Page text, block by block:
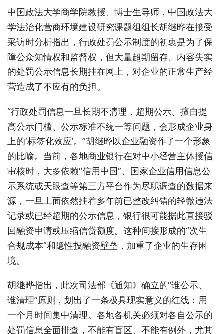
中国政法大学商学院教授、博士生导师，中国政法大
学法治化营商环境建设研究课题组组长胡继晔在接受
采访时分析指出，行政处罚公示制度的初衷是为了保
障公众知情权和监督权，但大量超期留存、内容失实
的处罚公示信息长期挂在网上，对企业的正常生产经
营造成了不应有的负担。
“行政处罚信息一旦长期不清理，超期公示、擅自提
高公示门槛、公示标准不统一等问题，会形成企业身
上的‘标签化效应’。”胡继晔以企业融资作了一个形象
的比喻。当前，各地商业银行在对中小经营主体授信
审核时，大多依赖“信用中国”、国家企业信用信息公
示系统或天眼查等第三方平台作为尽职调查的数据来
源，一旦上面依然挂着多年前已整改纠错的轻微违法
记录或已经超期的公示信息，银行很可能据此直接驳
回融资申请或压缩信贷额度。这种间接形成的“次生
合规成本”和隐性投融资壁垒，加重了企业的生存困
境。
胡继晔指出，此次司法部《通知》确立的“谁公示、
谁清理”原则，划出了一条极具现实意义的红线：用
一个月时间集中清理。各地各机关必须对各自公示的
处罚信息全面排查，不能有盲区、不能有例外，尤其